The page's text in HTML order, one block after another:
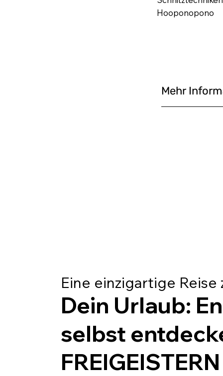
Hooponopono
Mehr
Dein Urlaub:
selbst
FREIGEISTERN
Eine einzigartige Reise